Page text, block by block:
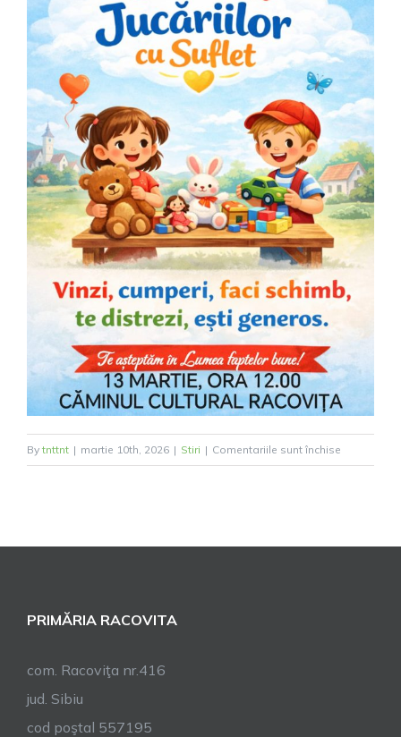
By tnttnt | martie 10th, 2026 | Stiri | Comentariile sunt închise
Bazarul
PRIMĂRIA RACOVITA
com. Racoviţa nr.416
jud. Sibiu
cod poştal 557195